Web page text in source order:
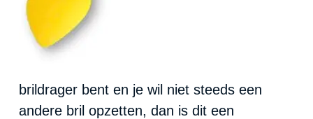
brildrager bent en je wil niet steeds een
andere bril opzetten, dan is dit een